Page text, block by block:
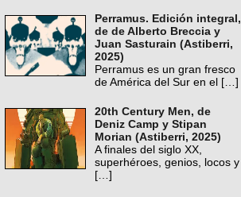
Perramus. Edición integral,
de de Alberto Breccia y
Juan Sasturain (Astiberri,
2025)
Perramus es un gran fresco
de América del Sur en el […]
20th Century Men, de
Deniz Camp y Stipan
Morian (Astiberri, 2025)
A finales del siglo XX,
superhéroes, genios, locos y
[…]